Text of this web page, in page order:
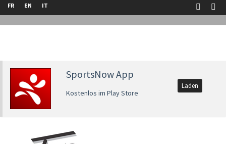
FR EN IT
SportsNow App
Kostenlos im Play Store
Laden